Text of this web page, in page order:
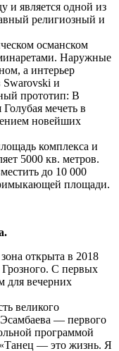
и является одной из
религиозный и
османском
Наружные
а интерьер
Swarovski и
прототип: В
мечеть в
новейших
комплекса и
5000 кв. метров.
до 10 000
площади.
открыта в 2018
Грозного. С первых
для вечерних
великого
— первого
программой
— это жизнь. Я